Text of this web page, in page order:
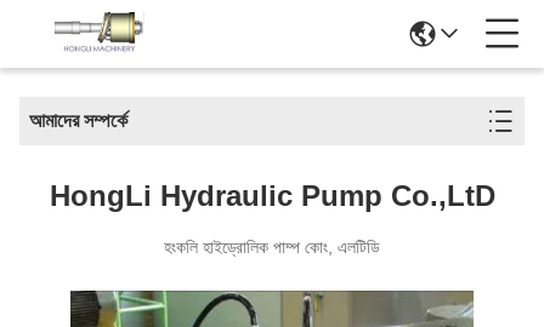
আমাদের সম্পর্কে
HongLi Hydraulic Pump Co.,LtD
হংকলি হাইড্রোলিক পাম্প কোং, এলটিডি